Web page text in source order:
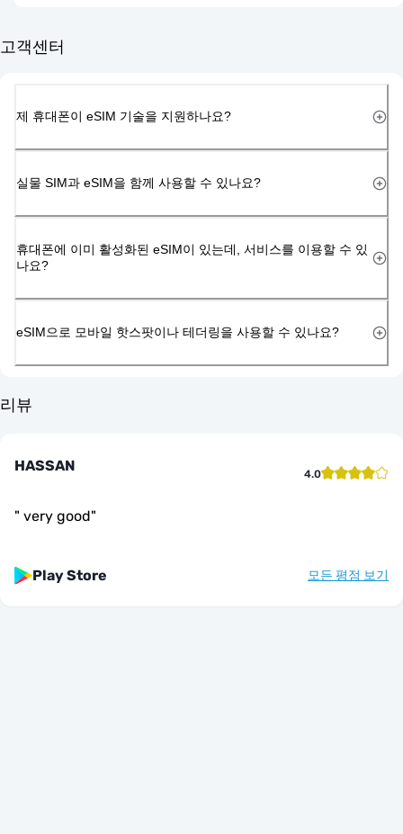
고객센터
제 휴대폰이 eSIM 기술을 지원하나요?
실물 SIM과 eSIM을 함께 사용할 수 있나요?
휴대폰에 이미 활성화된 eSIM이 있는데, 서비스를 이용할 수 있
나요?
eSIM으로 모바일 핫스팟이나 테더링을 사용할 수 있나요?
리뷰
HASSAN 4.0
" very good"
Play Store 모든 평점 보기